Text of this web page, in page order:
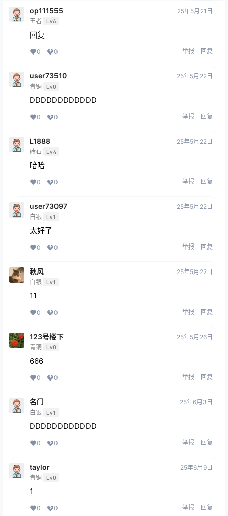
op111555
王者 Lv6
25年5月21日
回复
0 0 举报 回复
user73510
青铜 Lv0
25年5月22日
DDDDDDDDDDDD
0 0 举报 回复
L1888
砖石 Lv4
25年5月22日
哈哈
0 0 举报 回复
user73097
白银 Lv1
25年5月22日
太好了
0 0 举报 回复
秋风
白银 Lv1
25年5月22日
11
0 0 举报 回复
123号楼下
青铜 Lv0
25年5月26日
666
0 0 举报 回复
名门
白银 Lv1
25年6月3日
DDDDDDDDDDDD
0 0 举报 回复
taylor
青铜 Lv0
25年6月9日
1
0 0 举报 回复